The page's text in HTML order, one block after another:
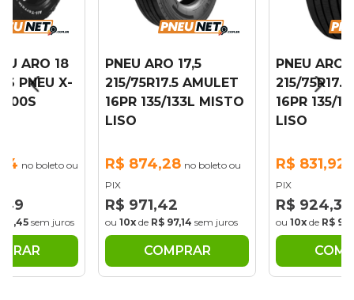
ARO 18
PNEU X-
100S
no boleto ou
sem juros
PNEU ARO 17,5
215/75R17.5 AMULET
16PR 135/133L MISTO
LISO
R$ 874,28 no boleto ou
PIX
R$ 971,42
ou 10x de R$ 97,14 sem juros
COMPRAR
PNEU ARO
215/
16PR 135/
LISO
R$ 831,92
PIX
R$ 924,36
ou 10x de R$